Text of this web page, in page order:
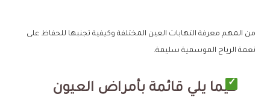
من المهم معرفة التهابات العين المختلفة وكيفية تجنبها للحفاظ على
نعمة الرياح الموسمية سليمة.
فيما يلي قائمة بأمراض العيون